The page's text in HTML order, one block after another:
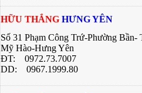
HỮU THẮNG HƯNG YÊN
Số 31 Phạm Công Trứ-Phường Bần-
Mỹ Hào-Hưng Yên
ĐT: 0972.73.7007
DD: 0967.1999.80